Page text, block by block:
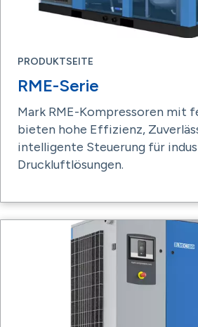
PRODUKTSEITE
RME-Serie
Mark RME-Kompressoren mit
bieten hohe Effizienz,
intelligente Steuerung für
Druckluftlösungen.